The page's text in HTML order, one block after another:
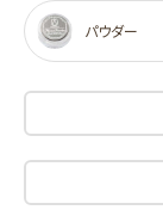
パウダー